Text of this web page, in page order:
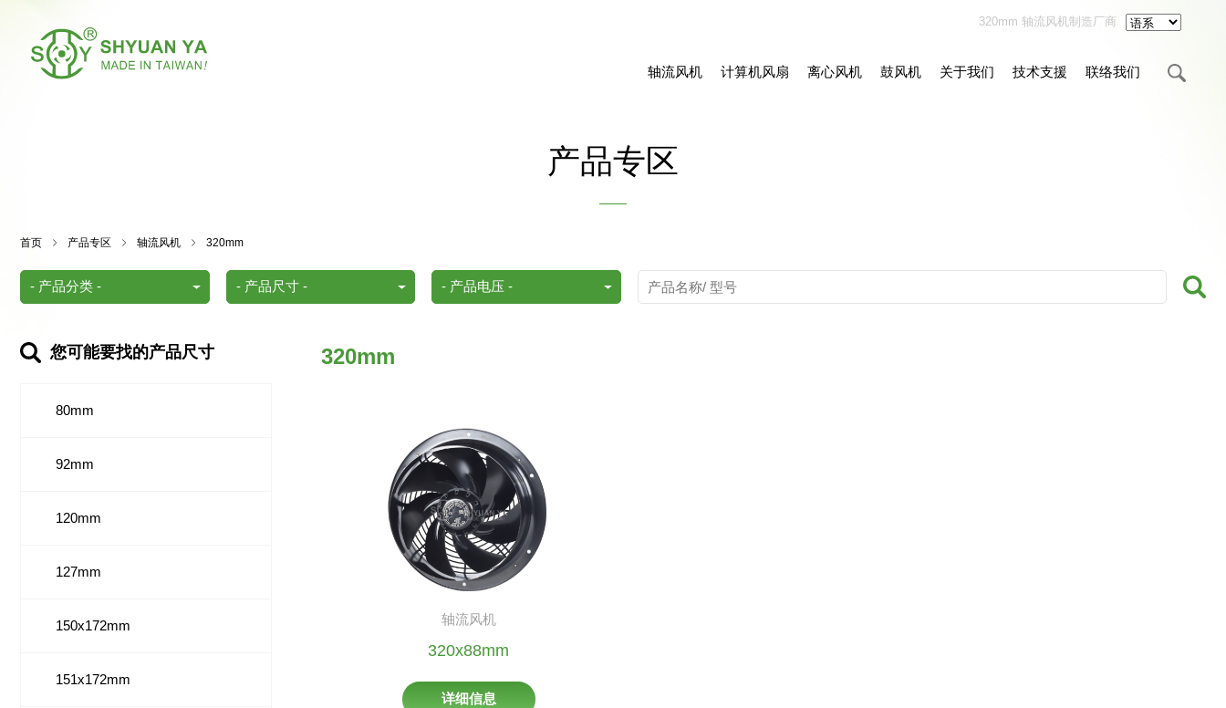
320mm 轴流风机制造厂商
轴流风机 计算机风扇 离心风机 鼓风机 关于我们 技术支援 联络我们
产品专区
首页 产品专区 轴流风机 320mm
您可能要找的产品尺寸
80mm
92mm
120mm
127mm
150x172mm
151x172mm
320mm
轴流风机
320x88mm
详细信息